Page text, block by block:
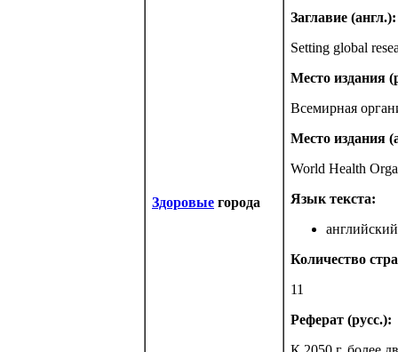
Здоровые города
Заглавие (англ.):
Setting global
Место издания
Всемирная
Место издания
World Health
Язык текста:
Количество
11
Реферат (русс.):